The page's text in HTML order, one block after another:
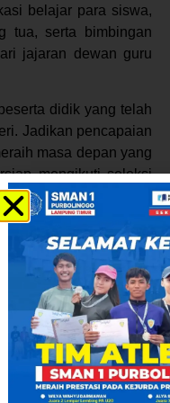
belajar para siswa,
tua, serta bimbingan
jajaran dewan guru
didik yang telah
Jadikan pencapaian
masa depan yang
mengikuti seleksi
menyerah.
Para Juara!